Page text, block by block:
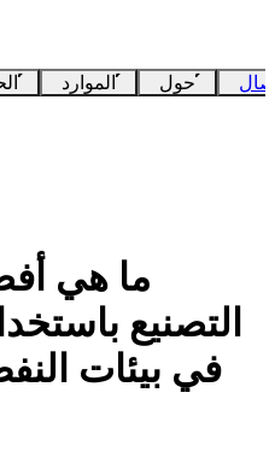
الموارد حول
ما هي
التصنيع
في بيئات